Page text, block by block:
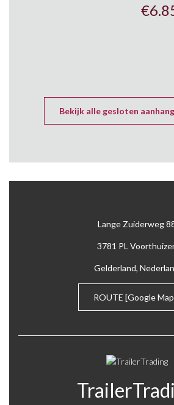
€
Bekijk alle gesloten
Lange Zuiderweg
3781 PL
Gelderland,
ROUTE [Google